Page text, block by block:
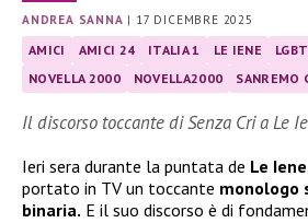
ANDREA SANNA | 17 DICEMBRE 2025
AMICI AMICI 24 ITALIA 1 LE IENE
NOVELLA 2000
NOVELLA2000 SANREMO
Il discorso toccante di Senza Cri a Le
Ieri sera durante la puntata de Le Iene
portato in TV un toccante monologo
binaria. E il suo discorso è di